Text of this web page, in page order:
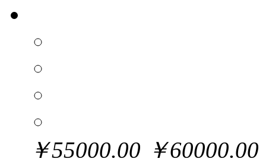
￥55000.00 ￥60000.00